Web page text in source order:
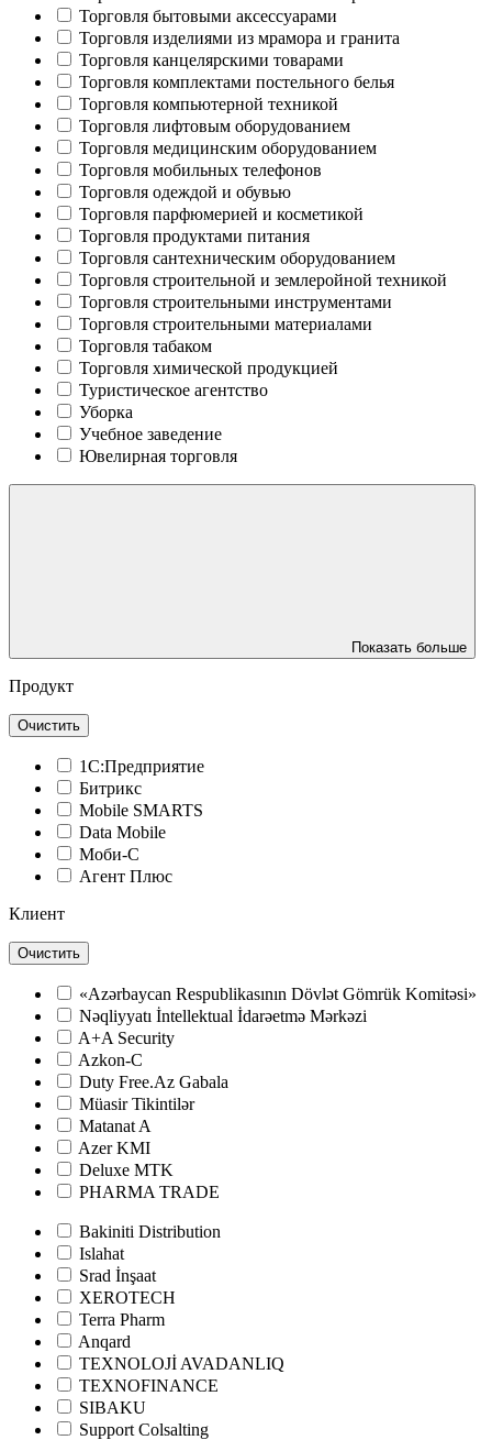
Торговля бытовыми аксессуарами
Торговля изделиями из мрамора и гранита
Торговля канцелярскими товарами
Торговля комплектами постельного белья
Торговля компьютерной техникой
Торговля лифтовым оборудованием
Торговля медицинским оборудованием
Торговля мобильных телефонов
Торговля одеждой и обувью
Торговля парфюмерией и косметикой
Торговля продуктами питания
Торговля сантехническим оборудованием
Торговля строительной и землеройной техникой
Торговля строительными инструментами
Торговля строительными материалами
Торговля табаком
Торговля химической продукцией
Туристическое агентство
Уборка
Учебное заведение
Ювелирная торговля
Показать больше
Продукт
Очистить
1С:Предприятие
Битрикс
Mobile SMARTS
Data Mobile
Моби-С
Агент Плюс
Клиент
Очистить
«Azərbaycan Respublikasının Dövlət Gömrük Komitəsi»
Nəqliyyatı İntellektual İdarəetmə Mərkəzi
A+A Security
Azkon-C
Duty Free.Az Gabala
Müasir Tikintilər
Matanat A
Azer KMI
Deluxe MTK
PHARMA TRADE
Bakiniti Distribution
Islahat
Srad İnşaat
XEROTECH
Terra Pharm
Anqard
TEXNOLOJİ AVADANLIQ
TEXNOFINANCE
SIBAKU
Support Colsalting